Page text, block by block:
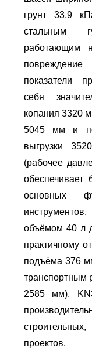
грунт 33,9
стальным
работающим
показатели
себя
копания 3320
5045 мм и
выгрузки
(рабочее
основных
объёмом 40 л
практичному
подъёма 376
транспортным
2585 мм),
проектов.